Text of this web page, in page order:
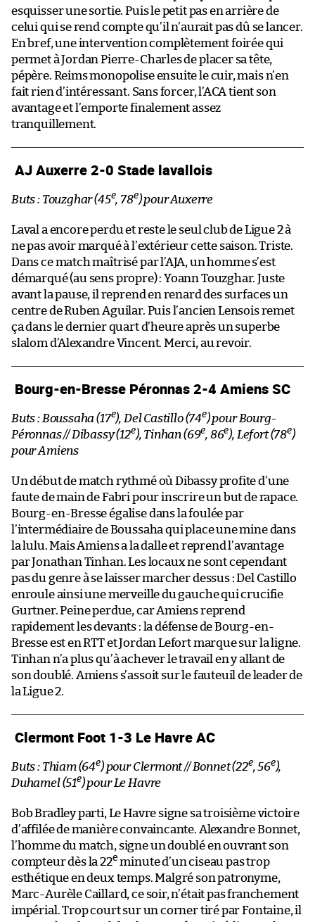
esquisser une sortie. Puis le petit pas en arrière de
celui qui se rend compte qu’il n’aurait pas dû se lancer.
En bref, une intervention complètement foirée qui
permet à Jordan Pierre-Charles de placer sa tête,
pépère. Reims monopolise ensuite le cuir, mais n’en
fait rien d’intéressant. Sans forcer, l’ACA tient son
avantage et l’emporte finalement assez
tranquillement.
AJ Auxerre 2-0 Stade lavallois
Buts : Touzghar (45e, 78e) pour Auxerre
Laval a encore perdu et reste le seul club de Ligue 2 à
ne pas avoir marqué à l’extérieur cette saison. Triste.
Dans ce match maîtrisé par l’AJA, un homme s’est
démarqué (au sens propre) : Yoann Touzghar. Juste
avant la pause, il reprend en renard des surfaces un
centre de Ruben Aguilar. Puis l’ancien Lensois remet
ça dans le dernier quart d’heure après un superbe
slalom d’Alexandre Vincent. Merci, au revoir.
Bourg-en-Bresse Péronnas 2-4 Amiens SC
Buts : Boussaha (17e), Del Castillo (74e) pour Bourg-
Péronnas // Dibassy (12e), Tinhan (69e, 86e), Lefort (78e)
pour Amiens
Un début de match rythmé où Dibassy profite d’une
faute de main de Fabri pour inscrire un but de rapace.
Bourg-en-Bresse égalise dans la foulée par
l’intermédiaire de Boussaha qui place une mine dans
la lulu. Mais Amiens a la dalle et reprend l’avantage
par Jonathan Tinhan. Les locaux ne sont cependant
pas du genre à se laisser marcher dessus : Del Castillo
enroule ainsi une merveille du gauche qui crucifie
Gurtner. Peine perdue, car Amiens reprend
rapidement les devants : la défense de Bourg-en-
Bresse est en RTT et Jordan Lefort marque sur la ligne.
Tinhan n’a plus qu’à achever le travail en y allant de
son doublé. Amiens s’assoit sur le fauteuil de leader de
la Ligue 2.
Clermont Foot 1-3 Le Havre AC
Buts : Thiam (64e) pour Clermont // Bonnet (22e, 56e),
Duhamel (51e) pour Le Havre
Bob Bradley parti, Le Havre signe sa troisième victoire
d’affilée de manière convaincante. Alexandre Bonnet,
l’homme du match, signe un doublé en ouvrant son
compteur dès la 22e minute d’un ciseau pas trop
esthétique en deux temps. Malgré son patronyme,
Marc-Aurèle Caillard, ce soir, n’était pas franchement
impérial. Trop court sur un corner tiré par Fontaine, il